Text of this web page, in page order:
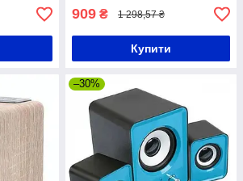
909 ₴ 1 298,57 ₴
Купити
–30%